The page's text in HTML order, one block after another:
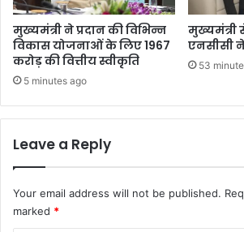
द
र्ज
0
4
2
मुख्यमंत्री ने प्रदान की विभिन्न
विकास योजनाओं के लिए 1967
करोड़ की वित्तीय स्वीकृति
5 minutes ago
मुख्यमंत्री
एनसीसी
53
Leave a Reply
Your email address will not be published.
marked *